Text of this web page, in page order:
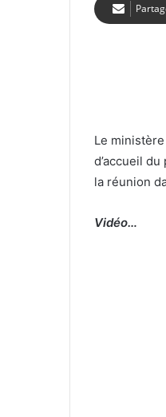
Le
d’accueil
la réunion
Vidéo…